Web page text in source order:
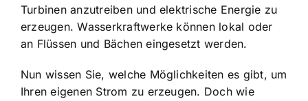
Turbinen anzutreiben und elektrische Energie zu
erzeugen. Wasserkraftwerke können lokal oder
an Flüssen und Bächen eingesetzt werden.
Nun wissen Sie, welche Möglichkeiten es gibt, um
Ihren eigenen Strom zu erzeugen. Doch wie